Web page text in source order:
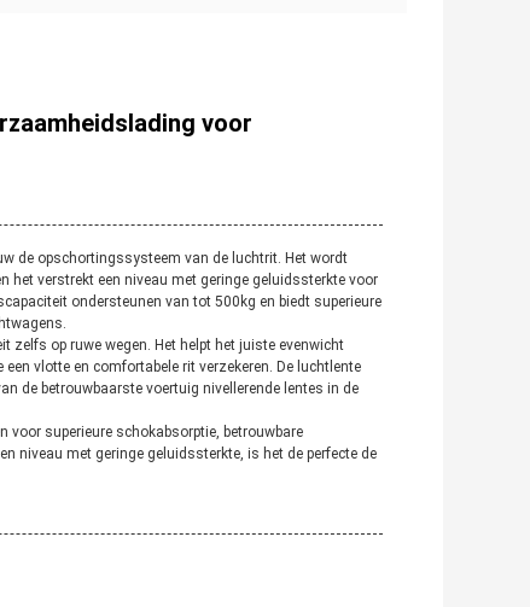
voor
de opschortingssysteem van de luchtrit. Het wordt
het verstrekt een niveau met geringe geluidssterkte voor
ondersteunen van tot 500kg en biedt superieure
zelfs op ruwe wegen. Het helpt het juiste evenwicht
vlotte en comfortabele rit verzekeren. De luchtlente
de betrouwbaarste voertuig nivellerende lentes in de
voor superieure schokabsorptie, betrouwbare
niveau met geringe geluidssterkte, is het de perfecte de